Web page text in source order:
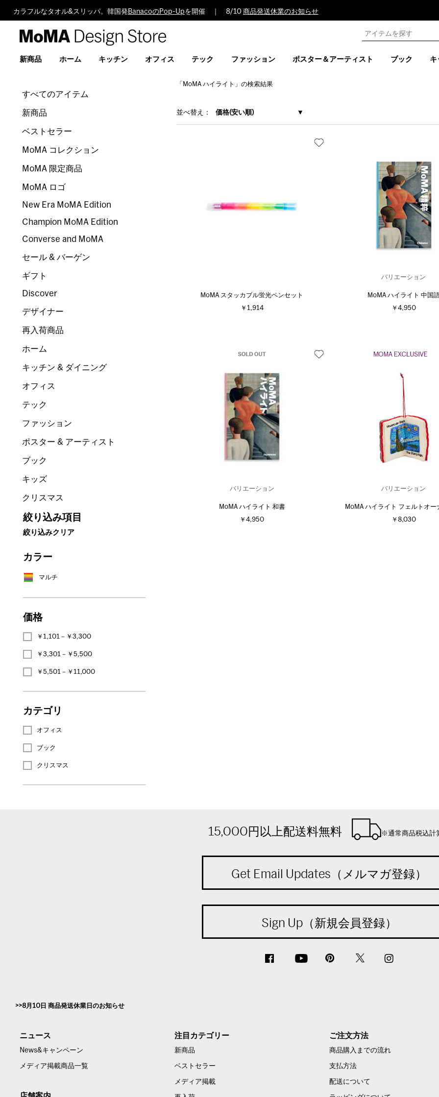
カラフルなタオル&スリッパ。韓国発 BanacoのPop-Upを開催 ｜ 8/10 商品発送休業のお知らせ
Design
新商品 ホーム キッチン オフィス テック ファッション ポスター＆アーティスト ブック キ
「MoMA ハイライト」の検索結果
並べ替え： 価格(安い順)
MoMA スタッカブル蛍光ペンセット
￥1,914
バリエーション
MoMA ハイライト 中国
￥4,950
バリエーション
MoMA ハイライト 和書
￥4,950
バリエーション
MoMA ハイライト フェルトオー
￥8,030
すべてのアイテム
新商品
ベストセラー
MoMA コレクション
MoMA 限定商品
MoMA ロゴ
New Era MoMA Edition
Champion MoMA Edition
Converse and MoMA
セール & バーゲン
ギフト
Discover
デザイナー
再入荷商品
ホーム
キッチン & ダイニング
オフィス
テック
ファッション
ポスター & アーティスト
ブック
キッズ
クリスマス
絞り込み項目
絞り込みクリア
カラー
マルチ
価格
￥1,101－￥3,300
￥3,301－￥5,500
￥5,501－￥11,000
カテゴリ
オフィス
ブック
クリスマス
15,000円以上配送料無料 ※通常商品税込計
Get Email Updates（メルマガ登録）
Sign Up（新規会員登録）
8月10日 商品発送休業日のお知らせ
ニュース
News&キャンペーン
メディア掲載商品一覧
注目カテゴリー
新商品
ベストセラー
メディア掲載
ご注文方法
商品購入までの流れ
支払方法
配送について